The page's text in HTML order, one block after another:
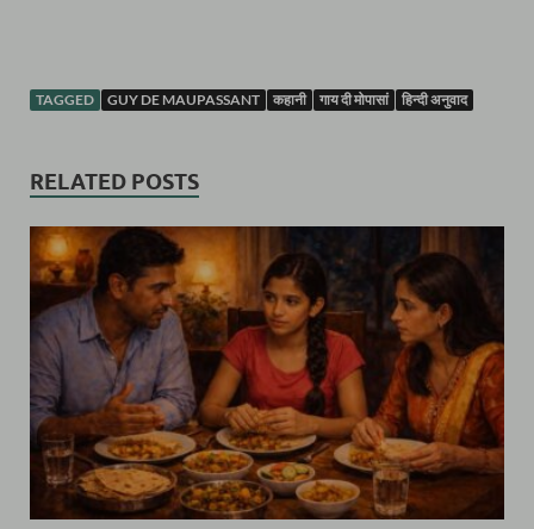
TAGGED GUY DE MAUPASSANT कहानी गाय दी मोपासां हिन्दी अनुवाद
RELATED POSTS